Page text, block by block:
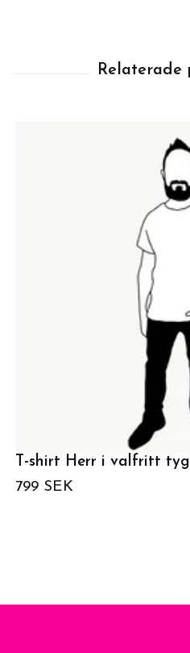
T-shirt Herr i valfritt tyg
799 SEK